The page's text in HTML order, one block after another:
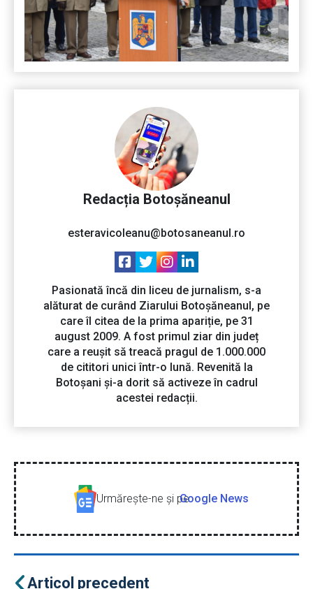
Redacția Botoșăneanul
esteravicoleanu@botosaneanul.ro
Pasionată încă din liceu de jurnalism, s-a
alăturat de curând Ziarului Botoșăneanul, pe
care îl citea de la prima apariție, pe 31
august 2009. A fost primul ziar din județ
care a reușit să treacă pragul de 1.000.000
de cititori unici într-o lună. Revenită la
Botoșani și-a dorit să activeze în cadrul
acestei redacții.
Urmăreşte-ne şi peGoogle News
Articol precedent